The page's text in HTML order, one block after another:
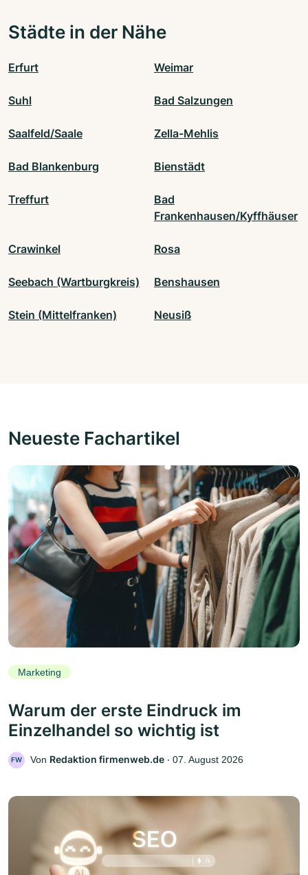
Städte in der Nähe
Erfurt Weimar
Suhl Bad Salzungen
Saalfeld/Saale Zella-Mehlis
Bad Blankenburg Bienstädt
Treffurt
Bad
Frankenhausen/Kyffhäuser
Crawinkel Rosa
Seebach (Wartburgkreis) Benshausen
Stein (Mittelfranken) Neusiß
Neueste Fachartikel
Marketing
Warum der erste Eindruck im
Einzelhandel so wichtig ist
FW Von Redaktion firmenweb.de ‧ 07. August 2026